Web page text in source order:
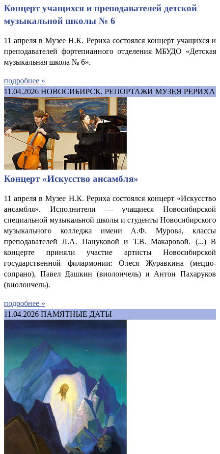
Концерт учащихся и преподавателей детской
музыкальной школы № 6
11 апреля в Музее Н.К. Рериха состоялся концерт учащихся и
преподавателей фортепианного отделения МБУДО «Детская
музыкальная школа № 6».
подробнее »
11.04.2026 НОВОСИБИРСК. РЕПОРТАЖИ МУЗЕЯ РЕРИХА
Концерт «Искусство ансамбля»
11 апреля в Музее Н.К. Рериха состоялся концерт «Искусство
ансамбля». Исполнители —учащиеся Новосибирской
специальной музыкальной школы и студенты Новосибирского
музыкального колледжа имени А.Ф. Мурова, классы
преподавателей Л.А. Пацуковой и Т.В. Макаровой. (...) В
концерте приняли участие артисты Новосибирской
государственной филармонии: Олеся Журавкина (меццо-
сопрано), Павел Дашкин (виолончель) и Антон Пахаруков
(виолончель).
подробнее »
11.04.2026 ПАМЯТНЫЕ ДАТЫ